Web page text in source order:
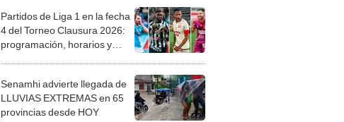
Partidos de Liga 1 en la fecha
4 del Torneo Clausura 2026:
programación, horarios y
Senamhi advierte llegada de
LLUVIAS EXTREMAS en 65
provincias desde HOY